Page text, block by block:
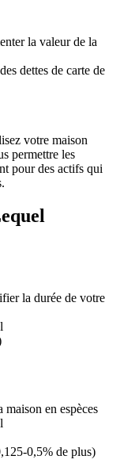
la valeur de la
dettes de carte de
votre maison
permettre les
pour des actifs qui
la durée de votre
en espèces
0,5% de plus)